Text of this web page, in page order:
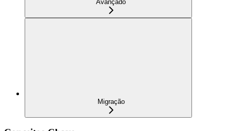
Avançado
Migração